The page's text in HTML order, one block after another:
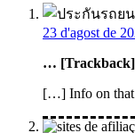
23 d'agost de
… [Trackback]
[…] Info on